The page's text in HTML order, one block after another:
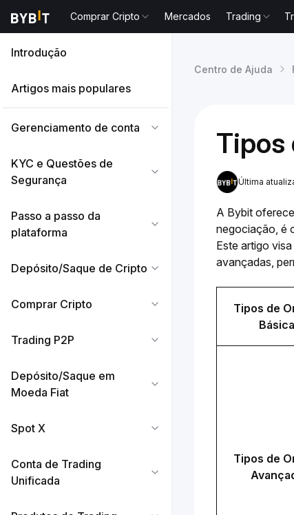
Comprar Cripto Mercados Trading
Introdução
Artigos mais populares
Gerenciamento de conta
KYC e Questões de
Segurança
Passo a passo da
plataforma
Depósito/Saque de Cripto
Comprar Cripto
Trading P2P
Depósito/Saque em
Moeda Fiat
Spot X
Conta de Trading
Unificada
Centro de Ajuda
Tipos
Última
A Bybit
negociação, é
Este artigo
avançadas,
Tipos de
Tipos de